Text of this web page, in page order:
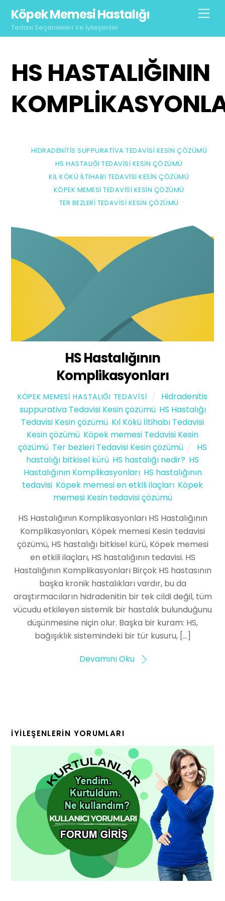
content
Köpek Memesi Hastalığı
Tedavi Seçenekleri Ve İyileşenler
HS HASTALIĞININ
HIDRADENITIS SUPPURATIVA TEDAVISI KESIN ÇÖZÜMÜ
HS HASTALIĞI TEDAVISI KESIN ÇÖZÜMÜ
KIL KÖKÜ İLTIHABI TEDAVISI KESIN ÇÖZÜMÜ
KÖPEK MEMESI TEDAVISI KESIN ÇÖZÜMÜ
TER BEZLERI TEDAVISI KESIN ÇÖZÜMÜ
HS Hastalığının
Komplikasyonları
KÖPEK MEMESI HASTALIĞI TEDAVISI
Hidradenitis
suppurativa Tedavisi Kesin çözümü, HS Hastalığı
Tedavisi Kesin çözümü Kıl Kökü İltihabı Tedavisi
Kesin çözümü Köpek memesi Tedavisi Kesin
çözümü, Ter bezleri Tedavisi Kesin çözümü
HS
hastalığı bitkisel kürü HS hastalığı nedir? HS
Hastalığının Komplikasyonları, HS hastalığının
tedavisi Köpek memesi en etkili ilaçları Köpek
memesi Kesin tedavisi çözümü
HS Hastalığının Komplikasyonları HS Hastalığının
Komplikasyonları, Köpek memesi Kesin tedavisi
çözümü, HS hastalığı bitkisel kürü, Köpek memesi
en etkili ilaçları, HS hastalığının tedavisi. HS
Hastalığının Komplikasyonları Birçok HS hastasının
başka kronik hastalıkları vardır, bu da
araştırmacıların hidradenitin bir tek cildi değil, tüm
vücudu etkileyen sistemik bir hastalık bulunduğunu
düşünmesine niçin olur. Başka bir kuram: HS,
bağışıklık sistemindeki bir tür kusuru, […]
Devamını Oku
İYILEŞENLERIN YORUMLARI